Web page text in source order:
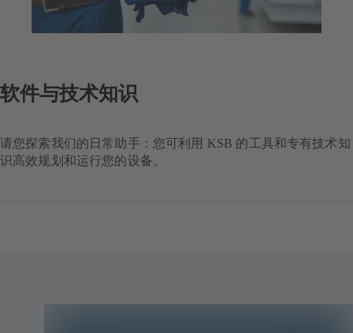
软件与技术知识
请您探索我们的日常助手：您可利用 KSB 的工具和专有技术知
识高效规划和运行您的设备。